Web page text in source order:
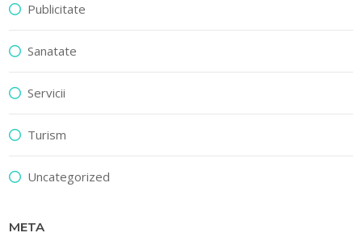
Publicitate
Sanatate
Servicii
Turism
Uncategorized
META